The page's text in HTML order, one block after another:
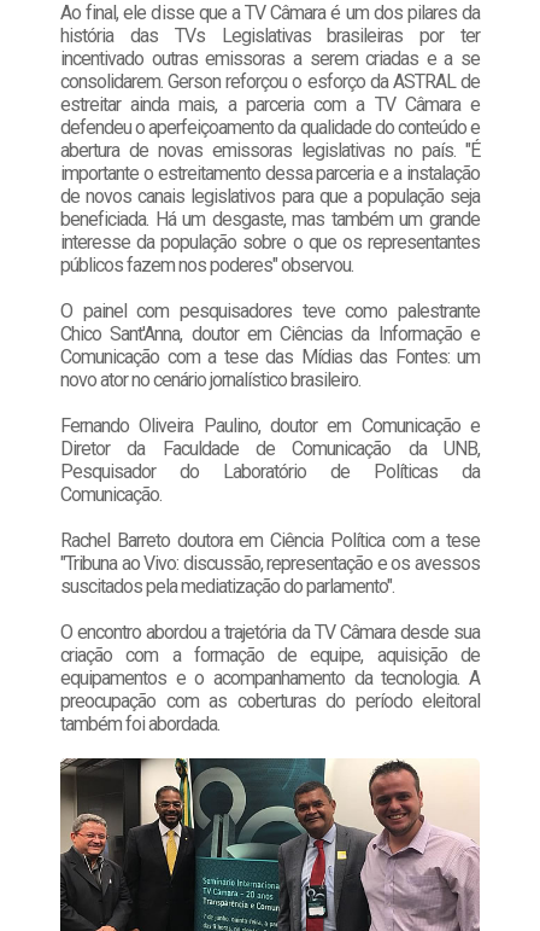
Ao final, ele disse que a TV Câmara é um dos pilares da
história das TVs Legislativas brasileiras por ter
incentivado outras emissoras a serem criadas e a se
consolidarem. Gerson reforçou o esforço da ASTRAL de
estreitar ainda mais, a parceria com a TV Câmara e
defendeu o aperfeiçoamento da qualidade do conteúdo e
abertura de novas emissoras legislativas no país. "É
importante o estreitamento dessa parceria e a instalação
de novos canais legislativos para que a população seja
beneficiada. Há um desgaste, mas também um grande
interesse da população sobre o que os representantes
públicos fazem nos poderes" observou.
O painel com pesquisadores teve como palestrante
Chico Sant'Anna, doutor em Ciências da Informação e
Comunicação com a tese das Mídias das Fontes: um
novo ator no cenário jornalístico brasileiro.
Fernando Oliveira Paulino, doutor em Comunicação e
Diretor da Faculdade de Comunicação da UNB,
Pesquisador do Laboratório de Políticas da
Comunicação.
Rachel Barreto doutora em Ciência Política com a tese
"Tribuna ao Vivo: discussão, representação e os avessos
suscitados pela mediatização do parlamento".
O encontro abordou a trajetória da TV Câmara desde sua
criação com a formação de equipe, aquisição de
equipamentos e o acompanhamento da tecnologia. A
preocupação com as coberturas do período eleitoral
também foi abordada.